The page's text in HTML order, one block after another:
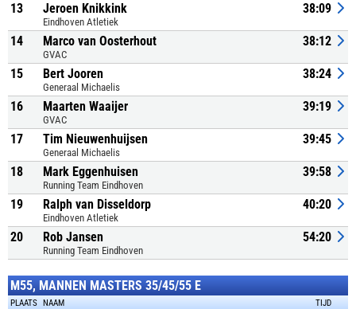
13 Jeroen Knikkink
Eindhoven Atletiek
38:09
14 Marco van Oosterhout
GVAC
38:12
15 Bert Jooren
Generaal Michaelis
38:24
16 Maarten Waaijer
GVAC
39:19
17 Tim Nieuwenhuijsen
Generaal Michaelis
39:45
18 Mark Eggenhuisen
Running Team Eindhoven
39:58
19 Ralph van Disseldorp
Eindhoven Atletiek
40:20
20 Rob Jansen
Running Team Eindhoven
54:20
M55, MANNEN MASTERS 35/45/55 E
PLAATS NAAM TIJD